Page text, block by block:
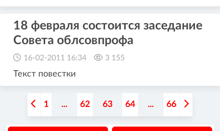
18 февраля состоится заседание
Совета облсовпрофа
16-02-2011 16:34 3 155
Текст повестки
1 ... 62 63 64 ... 66